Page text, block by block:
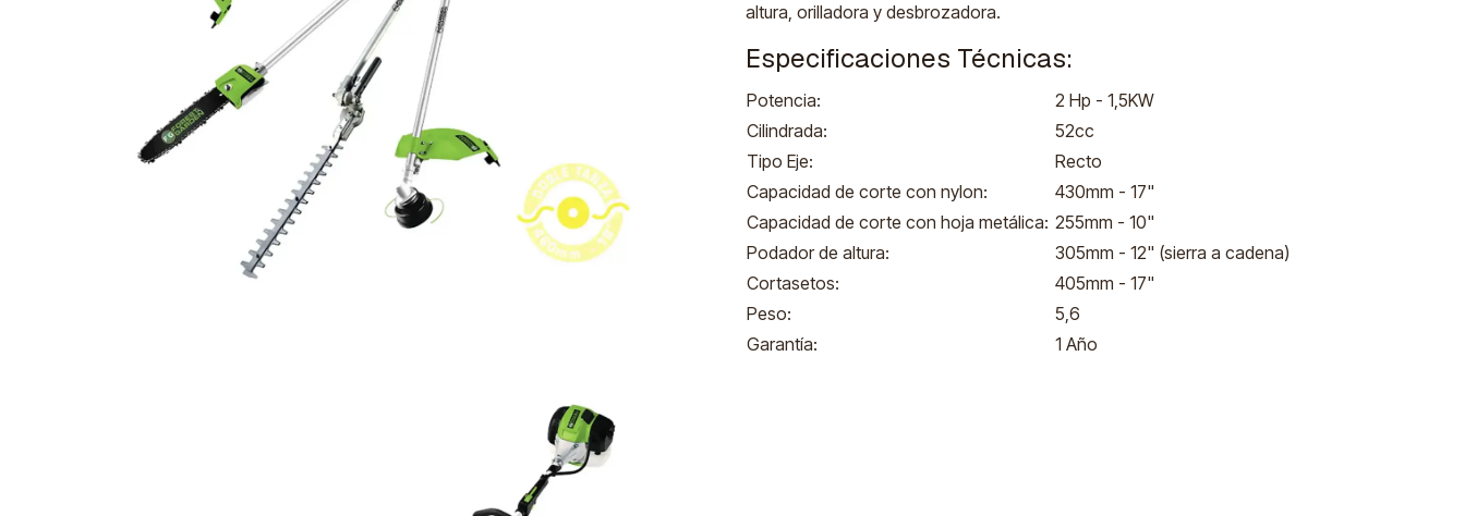
altura, orilladora y desbrozadora.
Especificaciones Técnicas:
Potencia:
2 Hp - 1,5KW
Cilindrada:
52cc
Tipo Eje:
Recto
Capacidad de corte con nylon:
430mm - 17"
Capacidad de corte con hoja metálica: 255mm - 10"
Podador de altura:
305mm - 12" (sierra a cadena)
Cortasetos:
405mm - 17"
Peso:
5,6
Garantía:
1 Año